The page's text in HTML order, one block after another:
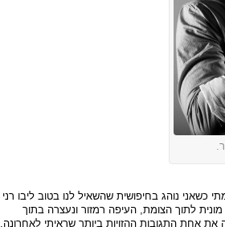
נוהג בחיפושית שהשאיל לנו בטוב ליבו רני
לתוך הצומת, העיפה רמזור ונעצרה בתוך
אחת התגובות ההזויות ביותר שראיתי לאחרונה.